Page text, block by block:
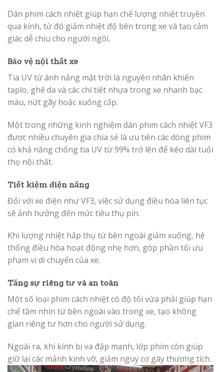
Dán phim cách nhiệt giúp hạn chế lượng nhiệt truyền
qua kính, từ đó giảm nhiệt độ bên trong xe và tạo cảm
giác dễ chịu cho người ngồi.
Bảo vệ nội thất xe
Tia UV từ ánh nắng mặt trời là nguyên nhân khiến
taplo, ghế da và các chi tiết nhựa trong xe nhanh bạc
màu, nứt gãy hoặc xuống cấp.
Một trong những kinh nghiệm dán phim cách nhiệt VF3
được nhiều chuyên gia chia sẻ là ưu tiên các dòng phim
có khả năng chống tia UV từ 99% trở lên để kéo dài tuổi
thọ nội thất.
Tiết kiệm điện năng
Đối với xe điện như VF3, việc sử dụng điều hòa liên tục
sẽ ảnh hưởng đến mức tiêu thụ pin.
Khi lượng nhiệt hấp thụ từ bên ngoài giảm xuống, hệ
thống điều hòa hoạt động nhẹ hơn, góp phần tối ưu
phạm vi di chuyển của xe.
Tăng sự riêng tư và an toàn
Một số loại phim cách nhiệt có độ tối vừa phải giúp hạn
chế tầm nhìn từ bên ngoài vào trong xe, tạo không
gian riêng tư hơn cho người sử dụng.
Ngoài ra, khi kính bị va đập mạnh, lớp phim còn giúp
giữ lại các mảnh kính vỡ, giảm nguy cơ gây thương tích.